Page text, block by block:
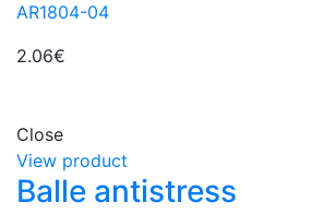
AR1804-04
2.06€
Close
View product
Balle antistress